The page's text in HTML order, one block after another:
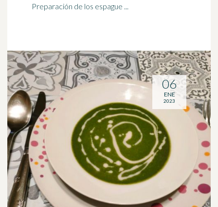
Preparación de los espague ...
06
ENE
2023